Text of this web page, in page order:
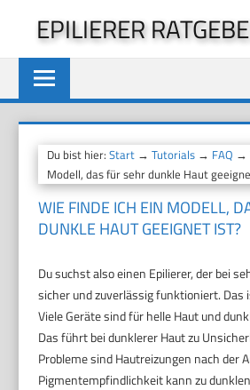
springen
EPILIERER
Du bist hier:Start →Tutorials → FAQ →
Modell, das für sehr dunkle Haut
WIE FINDE ICH EIN MODELL,
DUNKLE HAUT GEEIGNET IST?
Du suchst also einen Epilierer, der bei
sicher und zuverlässig funktioniert. Das
Viele Geräte sind für helle Haut und
Das führt bei dunklerer Haut zu
Probleme sind Hautreizungen nach der
Pigmentempfindlichkeit kann zu